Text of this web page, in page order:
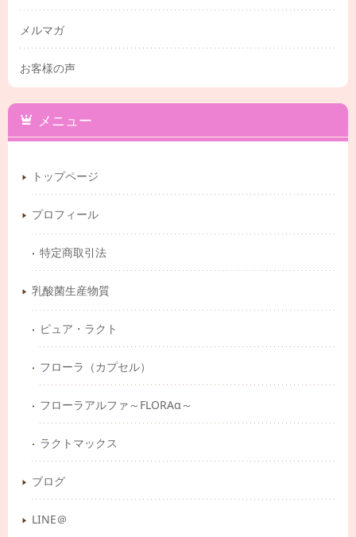
メルマガ
お客様の声
メニュー
トップページ
プロフィール
特定商取引法
乳酸菌生産物質
ピュア・ラクト
フローラ（カプセル）
フローラアルファ～FLORAα～
ラクトマックス
ブログ
LINE＠